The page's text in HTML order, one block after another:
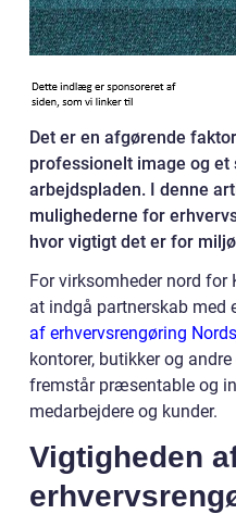
Det er en afgørende
professionelt image og
arbejdspladen. I denne
mulighederne for
hvor vigtigt det er for
For virksomheder nord for
at indgå partnerskab med
af erhvervsrengøring
kontorer, butikker og
fremstår præsentable og
medarbejdere og kunder.
Vigtigheden